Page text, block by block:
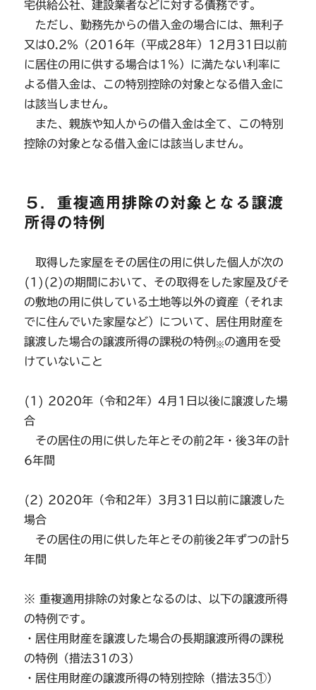
宅供給公社、建設業者などに対する債務です。
ただし、勤務先からの借入金の場合には、無利子
又は0.2％（2016年（平成28年）12月31日以前
に居住の用に供する場合は1％）に満たない利率に
よる借入金は、この特別控除の対象となる借入金に
は該当しません。
また、親族や知人からの借入金は全て、この特別
控除の対象となる借入金には該当しません。
５．重複適用排除の対象となる譲渡
所得の特例
取得した家屋をその居住の用に供した個人が次の
(1)(2)の期間において、その取得をした家屋及びそ
の敷地の用に供している土地等以外の資産（それま
でに住んでいた家屋など）について、居住用財産を
譲渡した場合の譲渡所得の課税の特例 ※の適用を受
けていないこと
(1) 2020年（令和2年）4月1日以後に譲渡した場
合
その居住の用に供した年とその前2年・後3年の計
6年間
(2) 2020年（令和2年）3月31日以前に譲渡した
場合
その居住の用に供した年とその前後2年ずつの計5
年間
※ 重複適用排除の対象となるのは、以下の譲渡所得
の特例です。
・居住用財産を譲渡した場合の長期譲渡所得の課税
の特例（措法31の3）
・居住用財産の譲渡所得の特別控除（措法35①）